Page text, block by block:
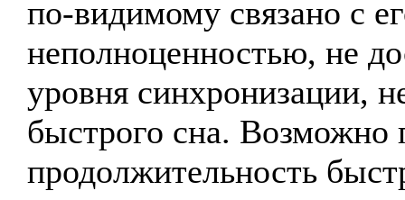
по-видимому связано с
неполноценностью, не
уровня синхронизации,
быстрого сна. Возможно
продолжительность